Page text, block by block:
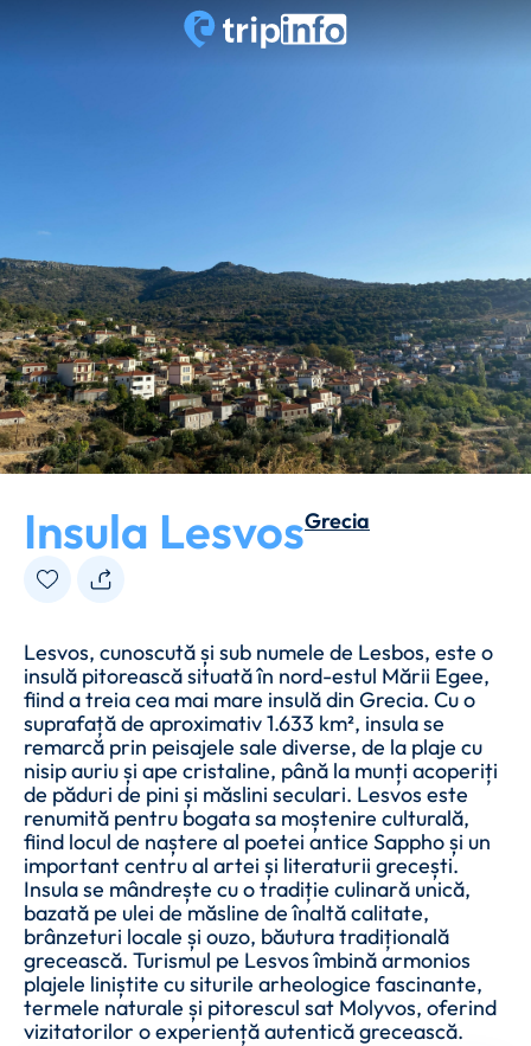
Insula LesvosGrecia
Lesvos, cunoscută și sub numele de Lesbos, este o
insulă pitorească situată în nord-estul Mării Egee,
fiind a treia cea mai mare insulă din Grecia. Cu o
suprafață de aproximativ 1.633 km², insula se
remarcă prin peisajele sale diverse, de la plaje cu
nisip auriu și ape cristaline, până la munți acoperiți
de păduri de pini și măslini seculari. Lesvos este
renumită pentru bogata sa moștenire culturală,
fiind locul de naștere al poetei antice Sappho și un
important centru al artei și literaturii grecești.
Insula se mândrește cu o tradiție culinară unică,
bazată pe ulei de măsline de înaltă calitate,
brânzeturi locale și ouzo, băutura tradițională
grecească. Turismul pe Lesvos îmbină armonios
plajele liniștite cu siturile arheologice fascinante,
termele naturale și pitorescul sat Molyvos, oferind
vizitatorilor o experiență autentică grecească.